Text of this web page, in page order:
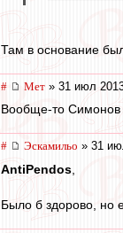
Там в основание
# Мет » 31 июл
Вообще-то Симонов
# Эскамильо » 31
AntiPendos
Было б здорово, но